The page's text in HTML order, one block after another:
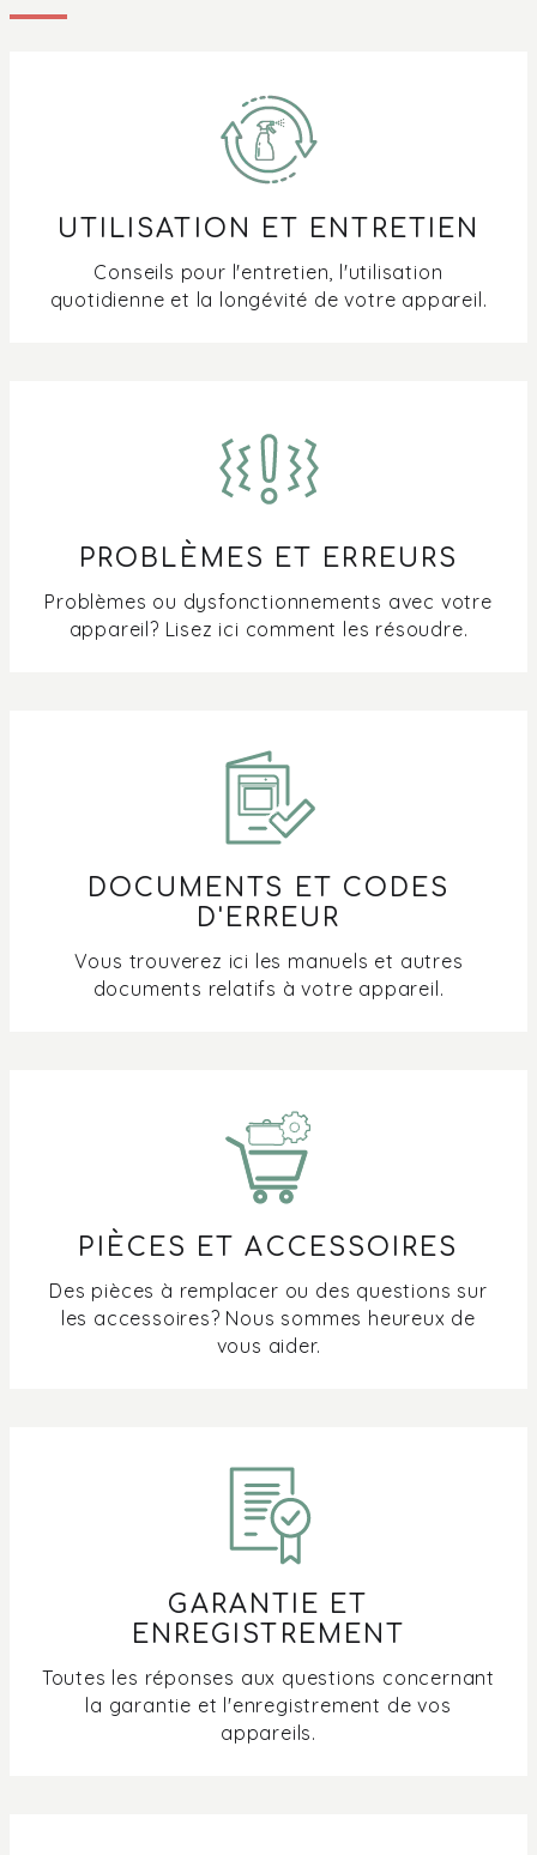
UTILISATION ET ENTRETIEN
Conseils pour l'entretien, l'utilisation
quotidienne et la longévité de votre appareil.
PROBLÈMES ET ERREURS
Problèmes ou dysfonctionnements avec votre
appareil? Lisez ici comment les résoudre.
DOCUMENTS ET CODES
D'ERREUR
Vous trouverez ici les manuels et autres
documents relatifs à votre appareil.
PIÈCES ET ACCESSOIRES
Des pièces à remplacer ou des questions sur
les accessoires? Nous sommes heureux de
vous aider.
GARANTIE ET
ENREGISTREMENT
Toutes les réponses aux questions concernant
la garantie et l'enregistrement de vos
appareils.